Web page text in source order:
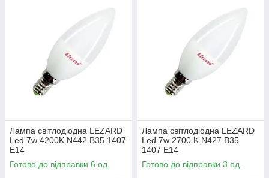
Лампа світлодіодна LEZARD
Led 7w 4200K N442 B35 1407
E14
Готово до відправки 6 од.
Лампа світлодіодна LEZARD
Led 7w 2700 K N427 B35
1407 E14
Готово до відправки 3 од.